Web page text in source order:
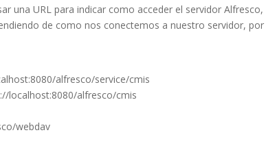
una URL para indicar como acceder el servidor Alfresco,
de como nos conectemos a nuestro servidor, por
alfresco/service/cmis
localhost:8080/alfresco/cmis
webdav